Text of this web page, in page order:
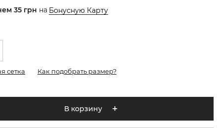
35 грн на Бонусную Карту
сетка Как подобрать размер?
В корзину